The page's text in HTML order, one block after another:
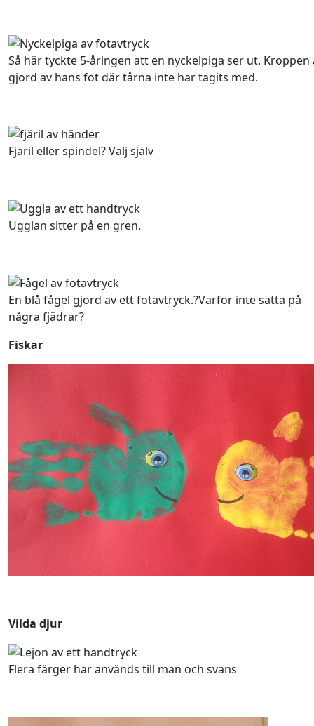
Så här tyckte 5-åringen att en nyckelpiga ser ut. Kroppen
gjord av hans fot där tårna inte har tagits med.
Fjäril eller spindel? Välj själv
Ugglan sitter på en gren.
En blå fågel gjord av ett fotavtryck.?Varför inte sätta på
några fjädrar?
Fiskar
Vilda djur
Flera färger har används till man och svans